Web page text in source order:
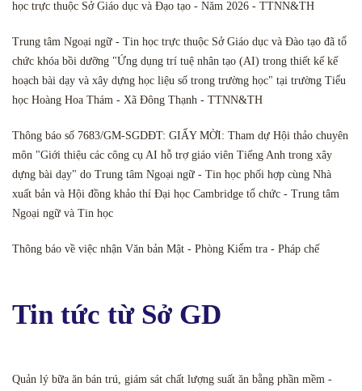
học trực thuộc Sở Giáo dục và Đạo tạo - Năm 2026 - TTNN&TH
Trung tâm Ngoại ngữ - Tin học trực thuộc Sở Giáo dục và Đào tạo đã tổ
chức khóa bồi dưỡng "Ứng dụng trí tuệ nhân tạo (AI) trong thiết kế kế
hoạch bài dạy và xây dựng học liệu số trong trường học" tại trường Tiểu
học Hoàng Hoa Thám - Xã Đông Thạnh - TTNN&TH
Thông báo số 7683/GM-SGDĐT: GIẤY MỜI: Tham dự Hội thảo chuyên
môn "Giới thiệu các công cụ AI hỗ trợ giáo viên Tiếng Anh trong xây
dựng bài dạy" do Trung tâm Ngoại ngữ - Tin học phối hợp cùng Nhà
xuất bản và Hội đồng khảo thí Đại học Cambridge tổ chức - Trung tâm
Ngoại ngữ và Tin học
Thông báo về việc nhận Văn bản Mật - Phòng Kiểm tra - Pháp chế
Tin tức từ Sở GD
Quản lý bữa ăn bán trú, giám sát chất lượng suất ăn bằng phần mềm -